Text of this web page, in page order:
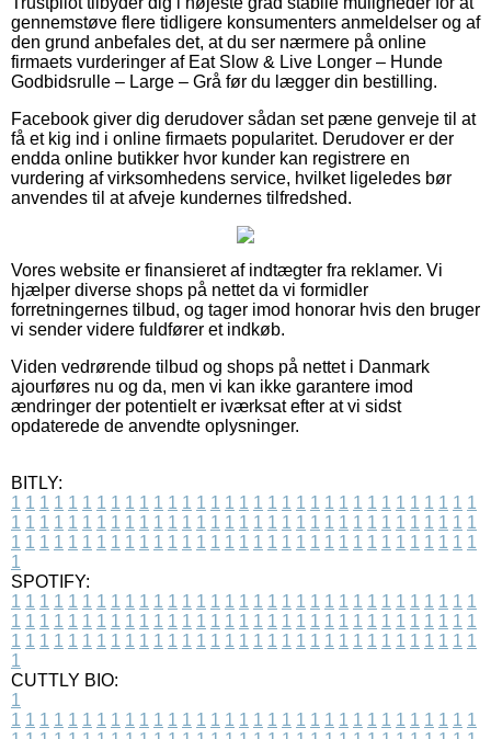
gennemstøve flere tidligere konsumenters anmeldelser og af
den grund anbefales det, at du ser nærmere på online
firmaets vurderinger af Eat Slow & Live Longer – Hunde
Godbidsrulle – Large – Grå før du lægger din bestilling.
Facebook giver dig derudover sådan set pæne genveje til at
få et kig ind i online firmaets popularitet. Derudover er der
endda online butikker hvor kunder kan registrere en
vurdering af virksomhedens service, hvilket ligeledes bør
anvendes til at afveje kundernes tilfredshed.
Vores website er finansieret af indtægter fra reklamer. Vi
hjælper diverse shops på nettet da vi formidler
forretningernes tilbud, og tager imod honorar hvis den bruger
vi sender videre fuldfører et indkøb.
Viden vedrørende tilbud og shops på nettet i Danmark
ajourføres nu og da, men vi kan ikke garantere imod
ændringer der potentielt er iværksat efter at vi sidst
opdaterede de anvendte oplysninger.
BITLY:
1 1 1 1 1 1 1 1 1 1 1 1 1 1 1 1 1 1 1 1 1 1 1 1 1 1 1 1 1 1 1 1 1
1 1 1 1 1 1 1 1 1 1 1 1 1 1 1 1 1 1 1 1 1 1 1 1 1 1 1 1 1 1 1 1 1
1 1 1 1 1 1 1 1 1 1 1 1 1 1 1 1 1 1 1 1 1 1 1 1 1 1 1 1 1 1 1 1 1
1
SPOTIFY:
1 1 1 1 1 1 1 1 1 1 1 1 1 1 1 1 1 1 1 1 1 1 1 1 1 1 1 1 1 1 1 1 1
1 1 1 1 1 1 1 1 1 1 1 1 1 1 1 1 1 1 1 1 1 1 1 1 1 1 1 1 1 1 1 1 1
1 1 1 1 1 1 1 1 1 1 1 1 1 1 1 1 1 1 1 1 1 1 1 1 1 1 1 1 1 1 1 1 1
1
CUTTLY BIO:
1
1 1 1 1 1 1 1 1 1 1 1 1 1 1 1 1 1 1 1 1 1 1 1 1 1 1 1 1 1 1 1 1 1